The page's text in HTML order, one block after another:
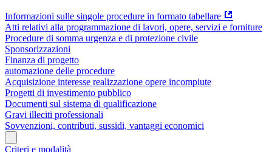
Informazioni sulle singole procedure in formato tabellare
Atti relativi alla programmazione di lavori, opere, servizi e forniture
Procedure di somma urgenza e di protezione civile
Sponsorizzazioni
Finanza di progetto
automazione delle procedure
Acquisizione interesse realizzazione opere incompiute
Progetti di investimento pubblico
Documenti sul sistema di qualificazione
Gravi illeciti professionali
Sovvenzioni, contributi, sussidi, vantaggi economici
Criteri e modalità